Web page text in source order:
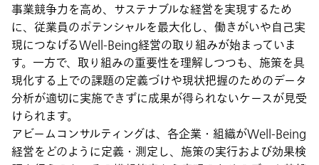
事業競争力を高め、サステナブルな経営を実現するため
に、従業員のポテンシャルを最大化し、働きがいや自己実
現につなげるWell-Being経営の取り組みが始まっていま
す。一方で、取り組みの重要性を理解しつつも、施策を具
現化する上での課題の定義づけや現状把握のためのデータ
分析が適切に実施できずに成果が得られないケースが見受
けられます。
アビームコンサルティングは、各企業・組織がWell-Being
経営をどのように定義・測定し、施策の実行および効果検